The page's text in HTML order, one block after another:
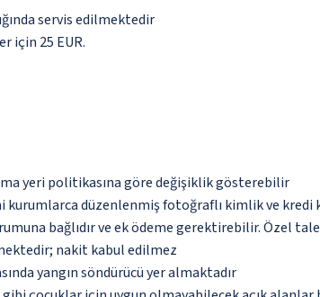
servis edilmektedir
için 25 EUR.
yeri politikasına göre değişiklik gösterebilir
düzenlenmiş fotoğraflı kimlik ve
bağlıdır ve ek ödeme gerektirebilir. Özel
nakit kabul edilmez
yangın söndürücü yer almaktadır